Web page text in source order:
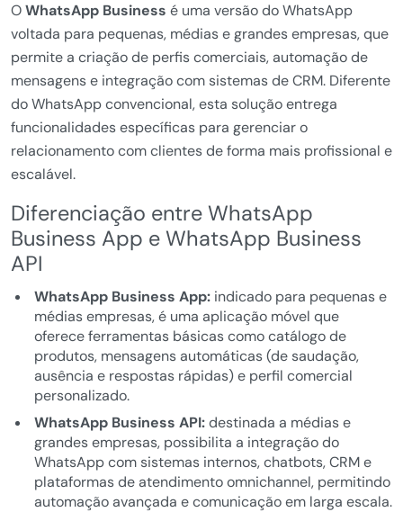
OWhatsApp Business é uma versão do WhatsApp
voltada para pequenas, médias e grandes empresas, que
permite a criação de perfis comerciais, automação de
mensagens e integração com sistemas de CRM. Diferente
do WhatsApp convencional, esta solução entrega
funcionalidades específicas para gerenciar o
relacionamento com clientes de forma mais profissional e
escalável.
Diferenciação entre WhatsApp
Business App e WhatsApp Business
API
WhatsApp Business App:indicado para pequenas e
médias empresas, é uma aplicação móvel que
oferece ferramentas básicas como catálogo de
produtos, mensagens automáticas (de saudação,
ausência e respostas rápidas) e perfil comercial
personalizado.
WhatsApp Business API:destinada a médias e
grandes empresas, possibilita a integração do
WhatsApp com sistemas internos, chatbots, CRM e
plataformas de atendimento omnichannel, permitindo
automação avançada e comunicação em larga escala.